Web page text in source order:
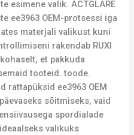
esimene valik. ACTGLARE
ee3963 OEM-protsessi iga
materjali valikust kuni
rakendab RUXI
et pakkuda
tooteid. toode.
rattapüksid ee3963 OEM
sõitmiseks, vaid
spordialade
valikuks